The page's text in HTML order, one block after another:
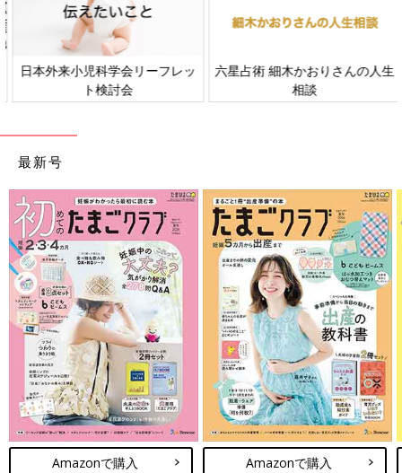
日本外来小児科学会リーフレッ
ト検討会
六星占術 細木かおりさんの人生
相談
最新号
Amazonで購入 Amazonで購入